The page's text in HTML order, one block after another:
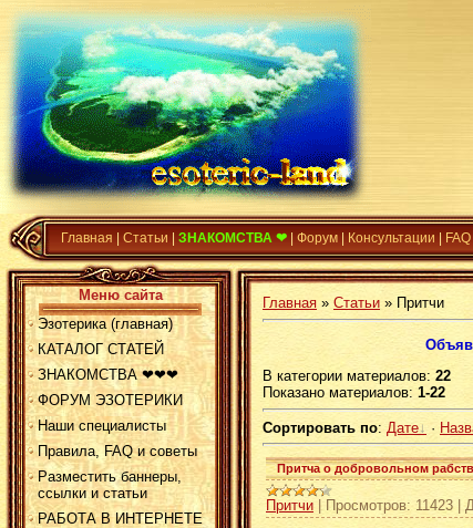
Главная Статьи ЗНАКОМСТВА ❤ Форум Консультации FAQ
Меню сайта
Эзотерика (главная)
КАТАЛОГ СТАТЕЙ
ЗНАКОМСТВА ❤❤❤
ФОРУМ ЭЗОТЕРИКИ
Наши специалисты
Правила, FAQ и советы
Разместить баннеры,
ссылки и статьи
РАБОТА В ИНТЕРНЕТЕ
Главная » Статьи » Притчи
В категории материалов: 22
Показано материалов: 1-22
Сортировать по: Дате ·
Притча о добровольном
Притчи Просмотров: 11423